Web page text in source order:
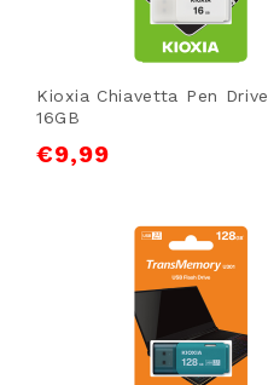
Kioxia Chiavetta Pen
16GB
€9,99